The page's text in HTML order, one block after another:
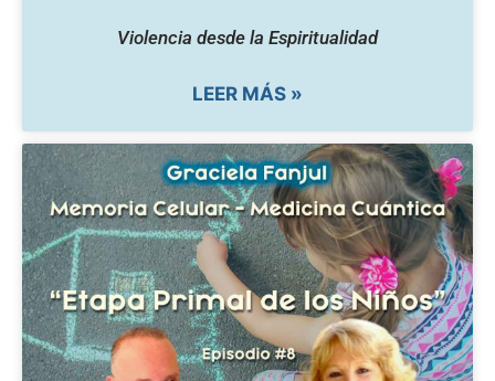
Violencia desde la Espiritualidad
LEER MÁS »